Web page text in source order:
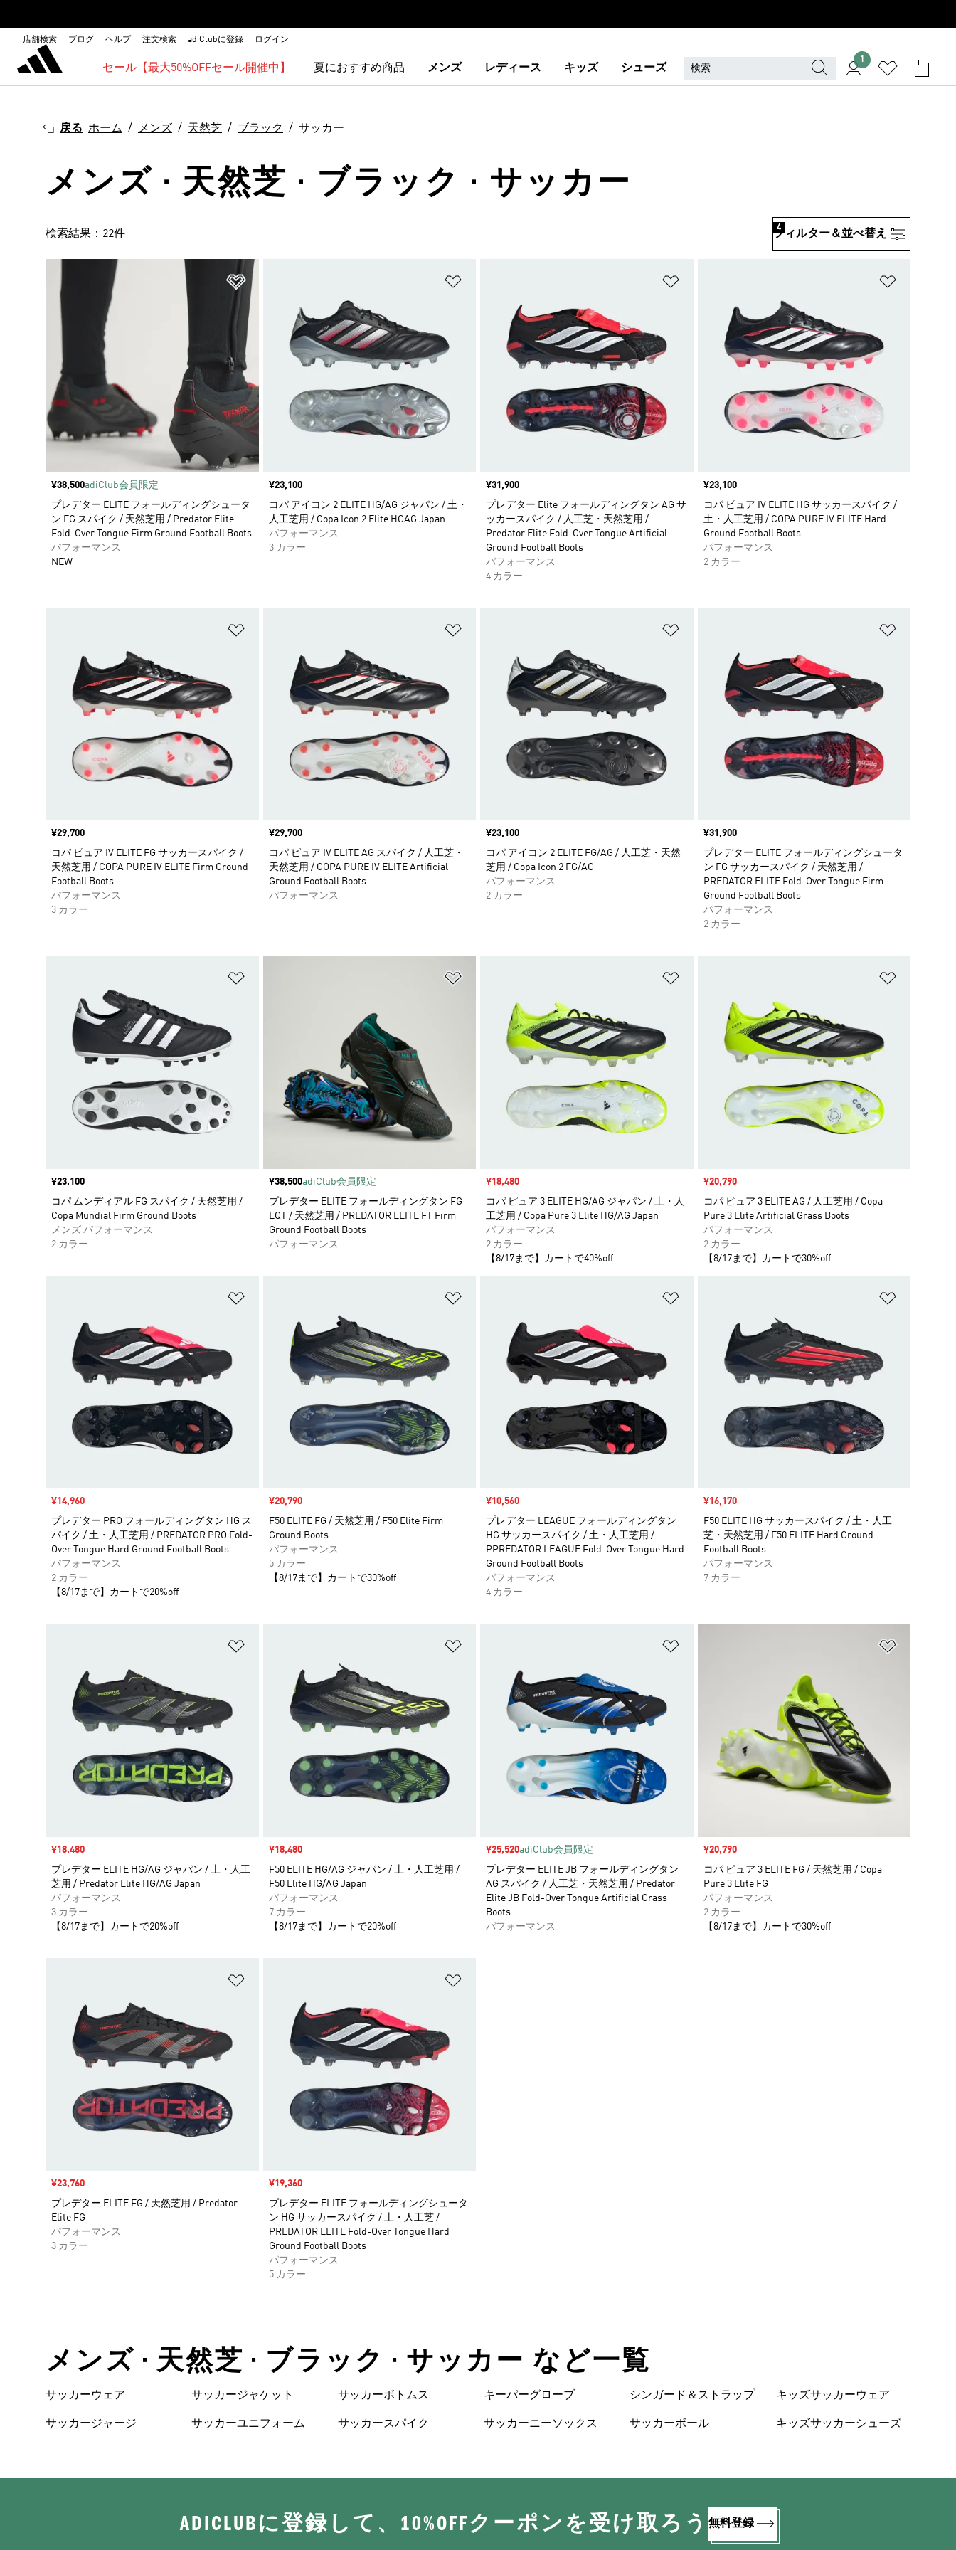
店舗検索 ブログ ヘルプ 注文検索 adiClubに登録 ログイン
セール【最大50%OFFセール開催中】 夏におすすめ商品 メンズ レディース キッズ シューズ
1
戻る ホーム メンズ 天然芝 ブラック サッカー
メンズ · 天然芝 · ブラック · サッカー
検索結果：22件 フィルター＆並べ替え
4
ほしいものリストに追加
価格
¥38,500adiClub会員限定
プレデター ELITE フォールディングシュータ
ン FG スパイク / 天然芝用 / Predator Elite
Fold-Over Tongue Firm Ground Football Boots
パフォーマンス
NEW
価格
¥23,100
コパ アイコン 2 ELITE HG/AG ジャパン / 土・
人工芝用 / Copa Icon 2 Elite HGAG Japan
パフォーマンス
3 カラー
価格
¥31,900
プレデター Elite フォールディングタン AG サ
ッカースパイク / 人工芝・天然芝用 /
Predator Elite Fold-Over Tongue Artificial
Ground Football Boots
パフォーマンス
4 カラー
価格
¥23,100
コパ ピュア IV ELITE HG サッカースパイク /
土・人工芝用 / COPA PURE IV ELITE Hard
Ground Football Boots
パフォーマンス
2 カラー
価格
¥29,700
コパ ピュア IV ELITE FG サッカースパイク /
天然芝用 / COPA PURE IV ELITE Firm Ground
Football Boots
パフォーマンス
3 カラー
価格
¥29,700
コパ ピュア IV ELITE AG スパイク / 人工芝・
天然芝用 / COPA PURE IV ELITE Artificial
Ground Football Boots
パフォーマンス
価格
¥23,100
コパ アイコン 2 ELITE FG/AG / 人工芝・天然
芝用 / Copa Icon 2 FG/AG
パフォーマンス
2 カラー
価格
¥31,900
プレデター ELITE フォールディングシュータ
ン FG サッカースパイク / 天然芝用 /
PREDATOR ELITE Fold-Over Tongue Firm
Ground Football Boots
パフォーマンス
2 カラー
価格
¥23,100
コパ ムンディアル FG スパイク / 天然芝用 /
Copa Mundial Firm Ground Boots
メンズ パフォーマンス
2 カラー
価格
¥38,500adiClub会員限定
プレデター ELITE フォールディングタン FG
EQT / 天然芝用 / PREDATOR ELITE FT Firm
Ground Football Boots
パフォーマンス
セール価格
¥18,480
コパ ピュア 3 ELITE HG/AG ジャパン / 土・人
工芝用 / Copa Pure 3 Elite HG/AG Japan
パフォーマンス
2 カラー
【8/17まで】カートで40%off
セール価格
¥20,790
コパ ピュア 3 ELITE AG / 人工芝用 / Copa
Pure 3 Elite Artificial Grass Boots
パフォーマンス
2 カラー
【8/17まで】カートで30%off
セール価格
¥14,960
プレデター PRO フォールディングタン HG ス
パイク / 土・人工芝用 / PREDATOR PRO Fold-
Over Tongue Hard Ground Football Boots
パフォーマンス
2 カラー
【8/17まで】カートで20%off
セール価格
¥20,790
F50 ELITE FG / 天然芝用 / F50 Elite Firm
Ground Boots
パフォーマンス
5 カラー
【8/17まで】カートで30%off
セール価格
¥10,560
プレデター LEAGUE フォールディングタン
HG サッカースパイク / 土・人工芝用 /
PPREDATOR LEAGUE Fold-Over Tongue Hard
Ground Football Boots
パフォーマンス
4 カラー
セール価格
¥16,170
F50 ELITE HG サッカースパイク / 土・人工
芝・天然芝用 / F50 ELITE Hard Ground
Football Boots
パフォーマンス
7 カラー
セール価格
¥18,480
プレデター ELITE HG/AG ジャパン / 土・人工
芝用 / Predator Elite HG/AG Japan
パフォーマンス
3 カラー
【8/17まで】カートで20%off
セール価格
¥18,480
F50 ELITE HG/AG ジャパン / 土・人工芝用 /
F50 Elite HG/AG Japan
パフォーマンス
7 カラー
【8/17まで】カートで20%off
セール価格
¥25,520adiClub会員限定
プレデター ELITE JB フォールディングタン
AG スパイク / 人工芝・天然芝用 / Predator
Elite JB Fold-Over Tongue Artificial Grass
Boots
パフォーマンス
セール価格
¥20,790
コパ ピュア 3 ELITE FG / 天然芝用 / Copa
Pure 3 Elite FG
パフォーマンス
2 カラー
【8/17まで】カートで30%off
セール価格
¥23,760
プレデター ELITE FG / 天然芝用 / Predator
Elite FG
パフォーマンス
3 カラー
セール価格
¥19,360
プレデター ELITE フォールディングシュータ
ン HG サッカースパイク / 土・人工芝 /
PREDATOR ELITE Fold-Over Tongue Hard
Ground Football Boots
パフォーマンス
5 カラー
メンズ • 天然芝 • ブラック • サッカー など一覧
サッカーウェア
サッカージャージ
サッカージャケット
サッカーユニフォーム
サッカーボトムス
サッカースパイク
キーパーグローブ
サッカーニーソックス
シンガード＆ストラップ
サッカーボール
キッズサッカーウェア
キッズサッカーシューズ
ADICLUBに登録して、10%OFFクーポンを受け取ろう 無料登録